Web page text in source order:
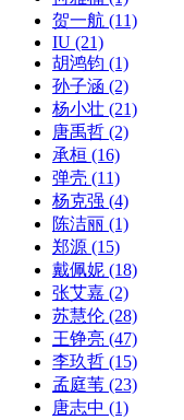
贺一航 (11)
IU (21)
胡鸿钧 (1)
孙子涵 (2)
杨小壮 (21)
唐禹哲 (2)
承桓 (16)
弹壳 (11)
杨克强 (4)
陈洁丽 (1)
郑源 (15)
戴佩妮 (18)
张艾嘉 (2)
苏慧伦 (28)
王铮亮 (47)
李玖哲 (15)
孟庭苇 (23)
唐志中 (1)